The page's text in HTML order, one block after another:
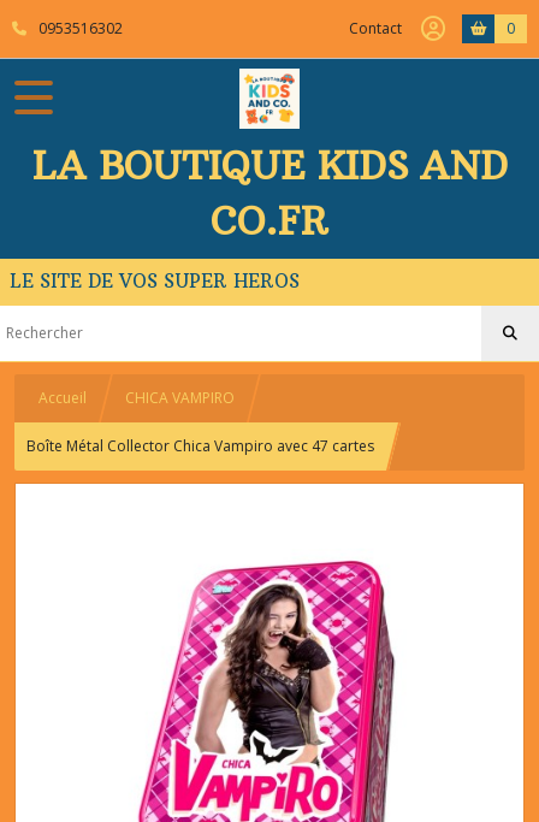
0953516302 Contact 0
LA BOUTIQUE KIDS AND
CO.FR
LE SITE DE VOS SUPER HEROS
Accueil CHICA VAMPIRO
Boîte Métal Collector Chica Vampiro avec 47 cartes